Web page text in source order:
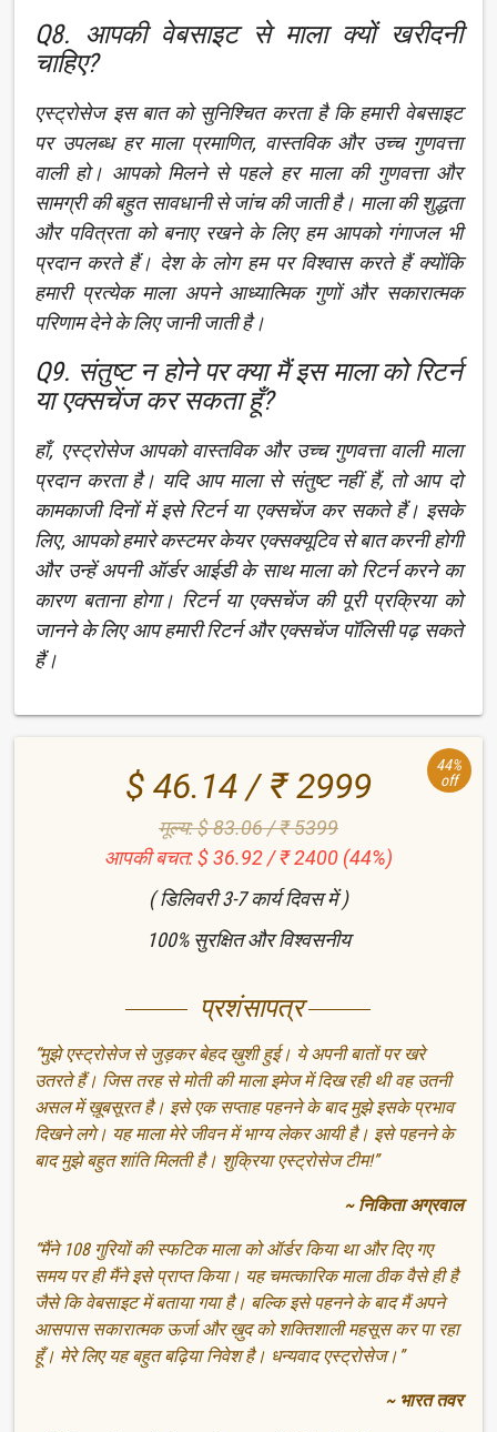
Q8. आपकी वेबसाइट से माला क्यों खरीदनी
चाहिए?
एस्ट्रोसेज इस बात को सुनिश्चित करता है कि हमारी वेबसाइट
पर उपलब्ध हर माला प्रमाणित, वास्तविक और उच्च गुणवत्ता
वाली हो। आपको मिलने से पहले हर माला की गुणवत्ता और
सामग्री की बहुत सावधानी से जांच की जाती है। माला की शुद्धता
और पवित्रता को बनाए रखने के लिए हम आपको गंगाजल भी
प्रदान करते हैं। देश के लोग हम पर विश्वास करते हैं क्योंकि
हमारी प्रत्येक माला अपने आध्यात्मिक गुणों और सकारात्मक
परिणाम देने के लिए जानी जाती है।
Q9. संतुष्ट न होने पर क्या मैं इस माला को रिटर्न
या एक्सचेंज कर सकता हूँ?
हाँ, एस्ट्रोसेज आपको वास्तविक और उच्च गुणवत्ता वाली माला
प्रदान करता है। यदि आप माला से संतुष्ट नहीं हैं, तो आप दो
कामकाजी दिनों में इसे रिटर्न या एक्सचेंज कर सकते हैं। इसके
लिए, आपको हमारे कस्टमर केयर एक्सक्यूटिव से बात करनी होगी
और उन्हें अपनी ऑर्डर आईडी के साथ माला को रिटर्न करने का
कारण बताना होगा। रिटर्न या एक्सचेंज की पूरी प्रक्रिया को
जानने के लिए आप हमारी रिटर्न और एक्सचेंज पॉलिसी पढ़ सकते
हैं।
44%
off
$ 46.14 / ₹ 2999
मूल्य: $ 83.06 / ₹ 5399
आपकी बचत: $ 36.92 / ₹ 2400 (44%)
( डिलिवरी 3-7 कार्य दिवस में )
100% सुरक्षित और विश्वसनीय
प्रशंसापत्र
“मुझे एस्ट्रोसेज से जुड़कर बेहद ख़ुशी हुई। ये अपनी बातों पर खरे
उतरते हैं। जिस तरह से मोती की माला इमेज में दिख रही थी वह उतनी
असल में ख़ूबसूरत है। इसे एक सप्ताह पहनने के बाद मुझे इसके प्रभाव
दिखने लगे। यह माला मेरे जीवन में भाग्य लेकर आयी है। इसे पहनने के
बाद मुझे बहुत शांति मिलती है। शुक्रिया एस्ट्रोसेज टीम!”
~ निकिता अग्रवाल
“मैंने 108 गुरियों की स्फटिक माला को ऑर्डर किया था और दिए गए
समय पर ही मैंने इसे प्राप्त किया। यह चमत्कारिक माला ठीक वैसे ही है
जैसे कि वेबसाइट में बताया गया है। बल्कि इसे पहनने के बाद मैं अपने
आसपास सकारात्मक ऊर्जा और ख़ुद को शक्तिशाली महसूस कर पा रहा
हूँ। मेरे लिए यह बहुत बढ़िया निवेश है। धन्यवाद एस्ट्रोसेज।”
~ भारत तवर